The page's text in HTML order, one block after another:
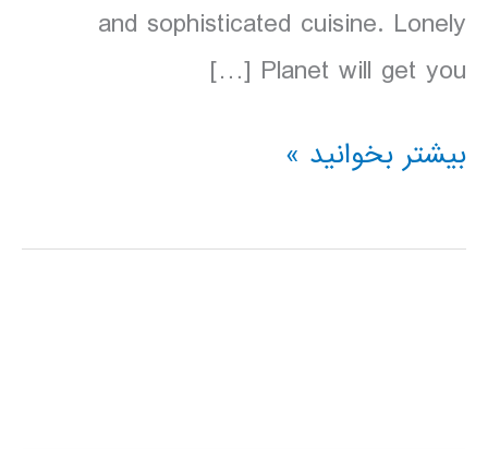
and sophisticated cuisine. Lonely
Planet will get you […]
دانلود
Lonely
بیشتر بخوانید »